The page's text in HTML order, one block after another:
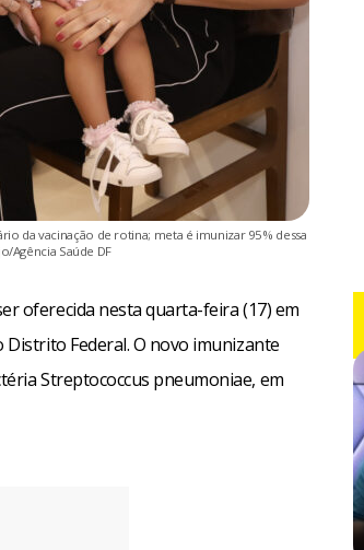
da vacinação de rotina; meta é imunizar 95% dessa
Agência Saúde DF
oferecida nesta quarta-feira (17) em
Distrito Federal. O novo imunizante
Streptococcus pneumoniae, em